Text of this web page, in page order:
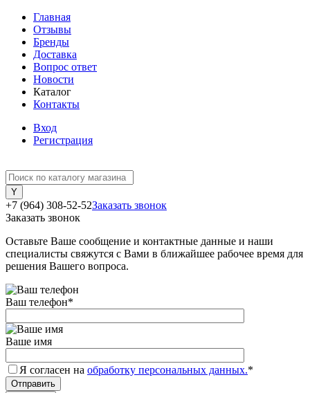
Главная
Отзывы
Бренды
Доставка
Вопрос ответ
Новости
Каталог
Контакты
Вход
Регистрация
+7 (964) 308-52-52Заказать звонок
Заказать звонок
Оставьте Ваше сообщение и контактные данные и наши
специалисты свяжутся с Вами в ближайшее рабочее время для
решения Вашего вопроса.
Ваш телефон*
Ваше имя
Я согласен на обработку персональных данных.*